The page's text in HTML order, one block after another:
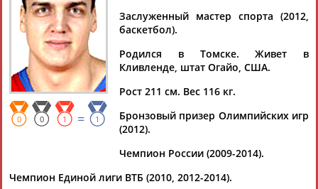
Аслаудин
АБАЕВ
Елена
АБАИМОВА
Мария
АБАКУМОВА
АБАЛАКИНА
Дмитрий
Тамилла
АБАСОВА
Рамазан
Ростом
0 0 1 = 1
Заслуженный мастер спорта (2012,
баскетбол).
Родился в Томске. Живет в
Кливленде, штат Огайо, США.
Рост 211 см. Вес 116 кг.
Бронзовый призер Олимпийских игр
(2012).
Чемпион России (2009-2014).
Чемпион Единой лиги ВТБ (2010, 2012-2014).